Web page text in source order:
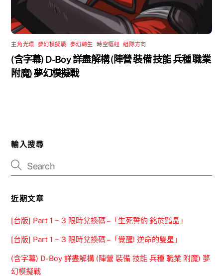
主角光環 夢幻模擬戰 夢幻轉生 時空樞紐 ,組隊方向
(含字幕) D-Boy 詳盡解構 (陣營 裝備 技能 兵種 職業
附魔) 夢幻模擬戰
輸入搜尋
近期文章
[台版] Part 1 ~ 3 限時兌換碼 –「生死誓約 銘於黯晶」
[台版] Part 1 ~ 3 限時兌換碼 –「覺醒! 逆命的雙星」
(含字幕) D-Boy 詳盡解構 (陣營 裝備 技能 兵種 職業 附魔) 夢
幻模擬戰